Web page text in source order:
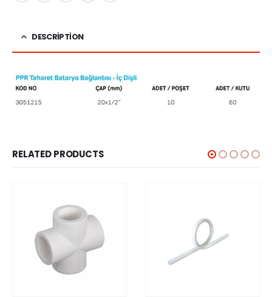
DESCRIPTION
RELATED PRODUCTS